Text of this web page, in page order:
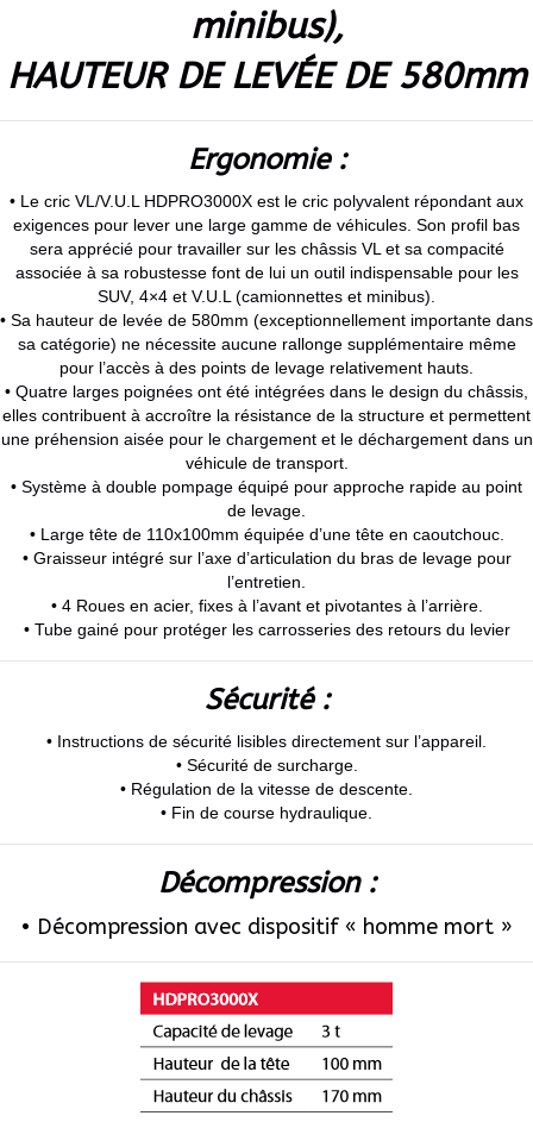
minibus),
HAUTEUR DE LEVÉE DE 580mm
Ergonomie :
• Le cric VL/V.U.L HDPRO3000X est le cric polyvalent répondant aux
exigences pour lever une large gamme de véhicules. Son profil bas
sera apprécié pour travailler sur les châssis VL et sa compacité
associée à sa robustesse font de lui un outil indispensable pour les
SUV, 4×4 et V.U.L (camionnettes et minibus).
• Sa hauteur de levée de 580mm (exceptionnellement importante dans
sa catégorie) ne nécessite aucune rallonge supplémentaire même
pour l’accès à des points de levage relativement hauts.
• Quatre larges poignées ont été intégrées dans le design du châssis,
elles contribuent à accroître la résistance de la structure et permettent
une préhension aisée pour le chargement et le déchargement dans un
véhicule de transport.
• Système à double pompage équipé pour approche rapide au point
de levage.
• Large tête de 110x100mm équipée d’une tête en caoutchouc.
• Graisseur intégré sur l’axe d’articulation du bras de levage pour
l’entretien.
• 4 Roues en acier, fixes à l’avant et pivotantes à l’arrière.
• Tube gainé pour protéger les carrosseries des retours du levier
Sécurité :
• Instructions de sécurité lisibles directement sur l’appareil.
• Sécurité de surcharge.
• Régulation de la vitesse de descente.
• Fin de course hydraulique.
Décompression :
• Décompression avec dispositif « homme mort »